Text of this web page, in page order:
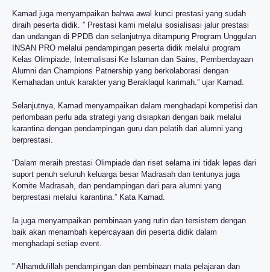
Kamad juga menyampaikan bahwa awal kunci prestasi yang sudah
diraih peserta didik. ” Prestasi kami melalui sosialisasi jalur prestasi
dan undangan di PPDB dan selanjutnya ditampung Program Unggulan
INSAN PRO melalui pendampingan peserta didik melalui program
Kelas Olimpiade, Internalisasi Ke Islaman dan Sains, Pemberdayaan
Alumni dan Champions Patnership yang berkolaborasi dengan
Kemahadan untuk karakter yang Beraklaqul karimah.” ujar Kamad.
Selanjutnya, Kamad menyampaikan dalam menghadapi kompetisi dan
perlombaan perlu ada strategi yang disiapkan dengan baik melalui
karantina dengan pendampingan guru dan pelatih dari alumni yang
berprestasi.
“Dalam meraih prestasi Olimpiade dan riset selama ini tidak lepas dari
suport penuh seluruh keluarga besar Madrasah dan tentunya juga
Komite Madrasah, dan pendampingan dari para alumni yang
berprestasi melalui karantina.” Kata Kamad.
Ia juga menyampaikan pembinaan yang rutin dan tersistem dengan
baik akan menambah kepercayaan diri peserta didik dalam
menghadapi setiap event.
” Alhamdulillah pendampingan dan pembinaan mata pelajaran dan